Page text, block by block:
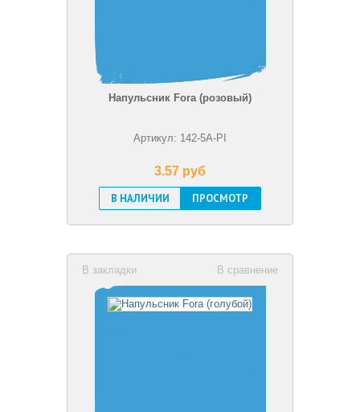
Напульсник Fora (розовый)
Артикул: 142-5A-PI
3.57 pуб
В НАЛИЧИИ
ПРОСМОТР
В сравнение
В закладки